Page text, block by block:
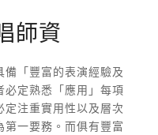
師資
「豐富的表演經驗及
定熟悉「應用」每項
注重實用性以及層次
一要務。而俱有豐富